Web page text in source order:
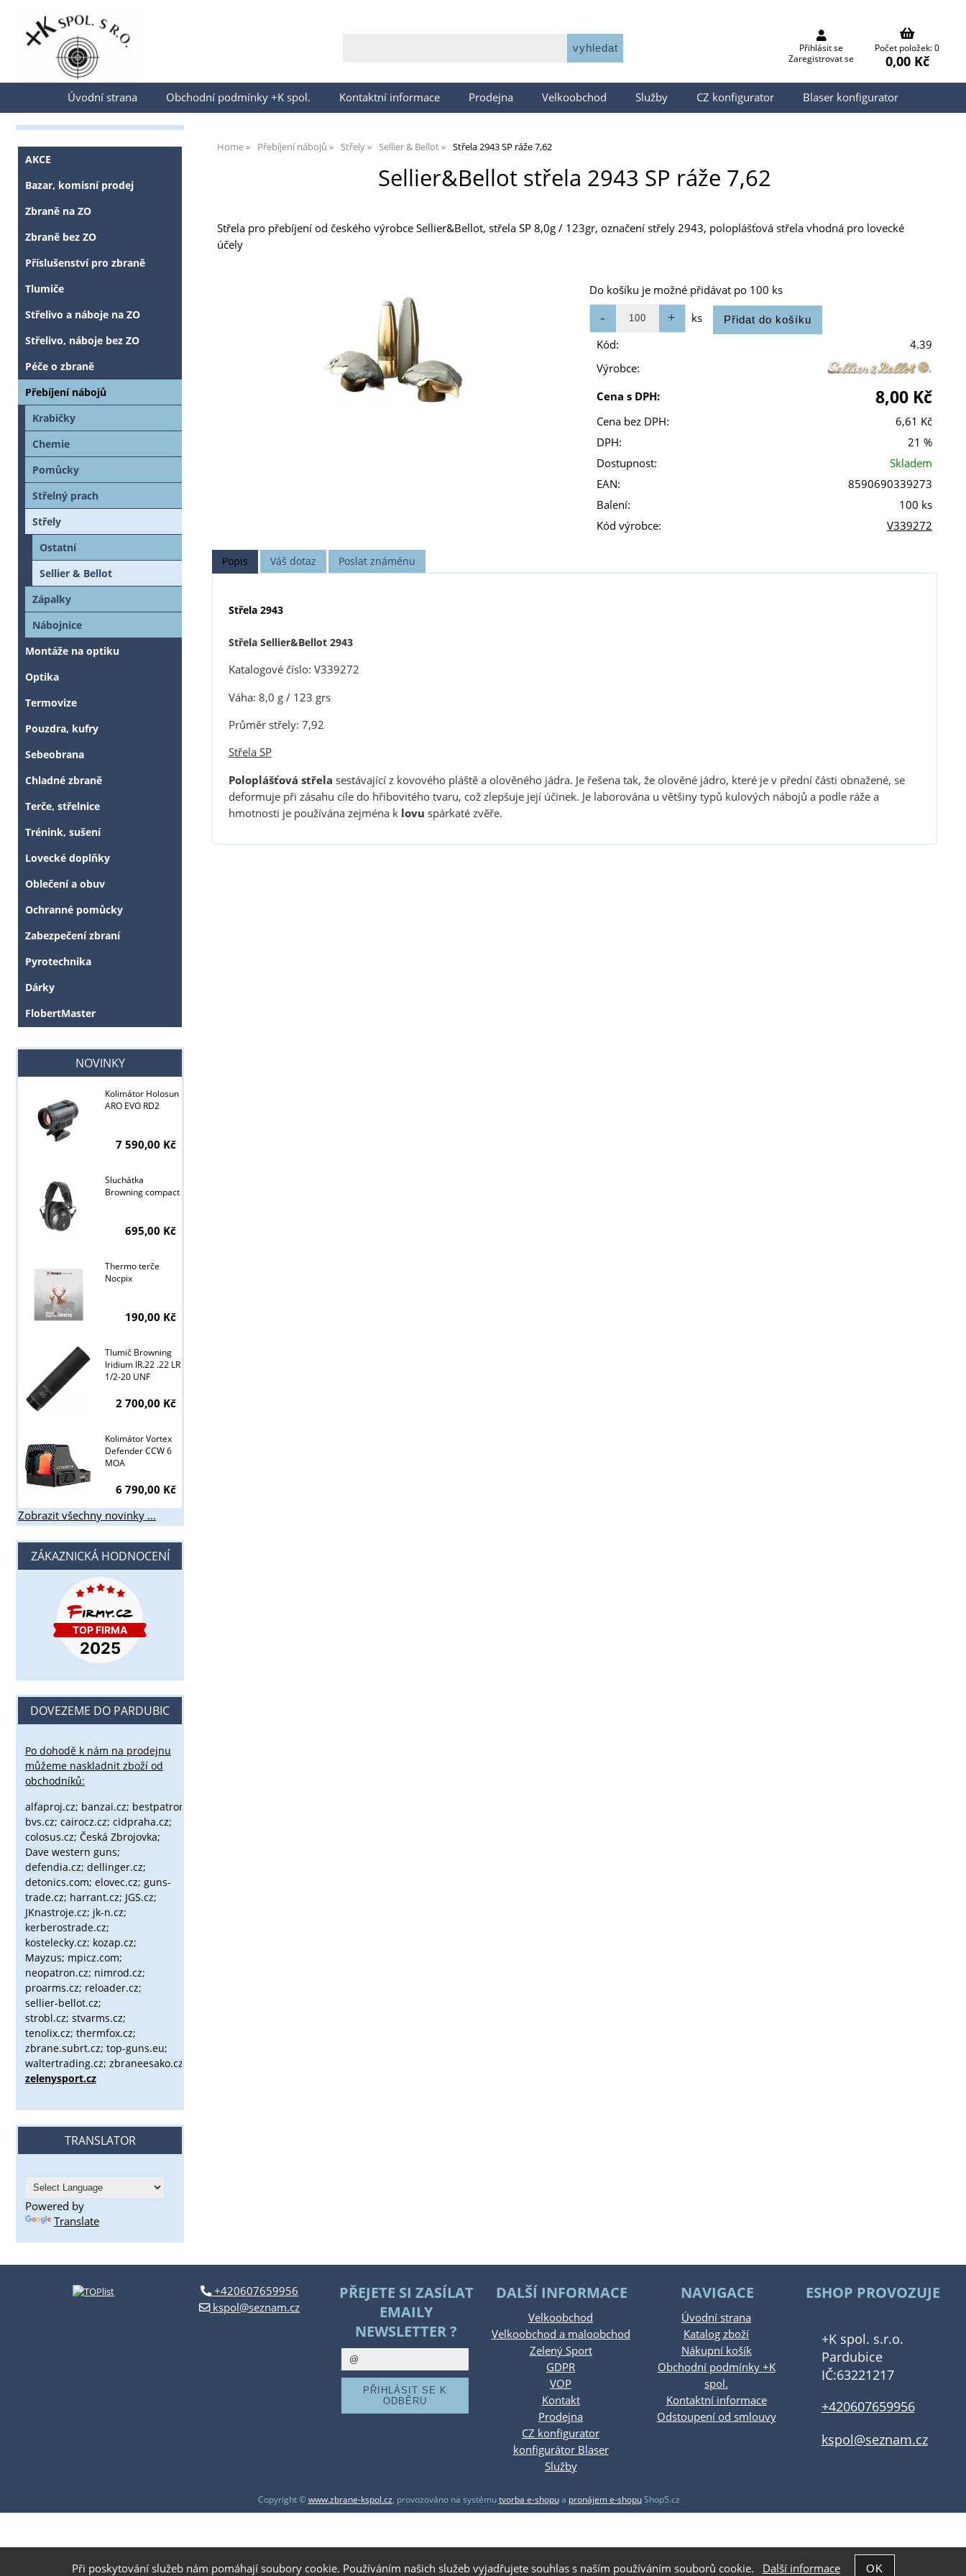
Přihlásit se
Přihlásit se
Zaregistrovat se
Počet položek: 0
0,00 Kč
Úvodní strana Obchodní podmínky +K spol. Kontaktní informace Prodejna Velkoobchod Služby CZ konfigurator Blaser konfigurator
Home Přebíjení nábojů Střely Sellier & Bellot Střela 2943 SP ráže 7,62
Sellier&Bellot střela 2943 SP ráže 7,62
Střela pro přebíjení od českého výrobce Sellier&Bellot, střela SP 8,0g / 123gr, označení střely 2943, poloplášťová střela vhodná pro lovecké
účely
Do košíku je možné přidávat po 100 ks
ks
Kód:
4.39
Výrobce:
Cena s DPH:
8,00 Kč
Cena bez DPH:
6,61 Kč
DPH:
21 %
Dostupnost:
Skladem
EAN:
8590690339273
Balení:
100 ks
Kód výrobce:
V339272
Popis Váš dotaz Poslat známénu
Střela 2943
Střela Sellier&Bellot 2943
Katalogové číslo: V339272
Váha: 8,0 g / 123 grs
Průměr střely: 7,92
Střela SP
Poloplášťová střela sestávající z kovového pláště a olověného jádra. Je řešena tak, že olověné jádro, které je v přední části obnažené, se
deformuje při zásahu cíle do hřibovitého tvaru, což zlepšuje její účinek. Je laborována u většiny typů kulových nábojů a podle ráže a
hmotnosti je používána zejména k lovu spárkaté zvěře.
AKCE
Bazar, komisní prodej
Zbraně na ZO
Zbraně bez ZO
Příslušenství pro zbraně
Tlumiče
Střelivo a náboje na ZO
Střelivo, náboje bez ZO
Péče o zbraně
Přebíjení nábojů
Krabičky
Chemie
Pomůcky
Střelný prach
Střely
Ostatní
Sellier & Bellot
Zápalky
Nábojnice
Montáže na optiku
Optika
Termovize
Pouzdra, kufry
Sebeobrana
Chladné zbraně
Terče, střelnice
Trénink, sušení
Lovecké doplňky
Oblečení a obuv
Ochranné pomůcky
Zabezpečení zbraní
Pyrotechnika
Dárky
FlobertMaster
NOVINKY
Kolimátor Holosun
ARO EVO RD2
7 590,00 Kč
Sluchátka
Browning compact
695,00 Kč
Thermo terče
Nocpix
190,00 Kč
Tlumič Browning
Iridium IR.22 .22 LR
1/2-20 UNF
2 700,00 Kč
Kolimátor Vortex
Defender CCW 6
MOA
6 790,00 Kč
Zobrazit všechny novinky ...
ZÁKAZNICKÁ HODNOCENÍ
DOVEZEME DO PARDUBIC
Po dohodě k nám na prodejnu
můžeme naskladnit zboží od
obchodníků:
alfaproj.cz; banzai.cz; bestpatron.eu;
bvs.cz; cairocz.cz; cidpraha.cz;
colosus.cz; Česká Zbrojovka;
Dave western guns;
defendia.cz; dellinger.cz;
detonics.com; elovec.cz; guns-
trade.cz; harrant.cz; JGS.cz;
JKnastroje.cz; jk-n.cz;
kerberostrade.cz;
kostelecky.cz; kozap.cz;
Mayzus; mpicz.com;
neopatron.cz; nimrod.cz;
proarms.cz; reloader.cz;
sellier-bellot.cz;
strobl.cz; stvarms.cz;
tenolix.cz; thermfox.cz;
zbrane.subrt.cz; top-guns.eu;
waltertrading.cz; zbraneesako.cz;
zelenysport.cz
TRANSLATOR
Powered by
Translate
+420607659956
kspol@seznam.cz
PŘEJETE SI ZASÍLAT
EMAILY
NEWSLETTER ?
DALŠÍ INFORMACE
Velkoobchod
Velkoobchod a maloobchod
Zelený Sport
GDPR
VOP
Kontakt
Prodejna
CZ konfigurator
konfigurátor Blaser
Služby
NAVIGACE
Úvodní strana
Katalog zboží
Nákupní košík
Obchodní podmínky +K
spol.
Kontaktní informace
Odstoupení od smlouvy
ESHOP PROVOZUJE
+K spol. s.r.o.
Pardubice
IČ:63221217
+420607659956
kspol@seznam.cz
Copyright ©www.zbrane-kspol.cz, provozováno na systémutvorba e-shopua pronájem e-shopuShop5.cz
Při poskytování služeb nám pomáhají soubory cookie. Používáním našich služeb vyjadřujete souhlas s naším používáním souborů cookie. Další informace